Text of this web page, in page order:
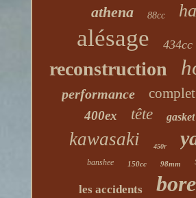
athena 88cc
alésage 434cc
reconstruction
performance complet
400ex tête gasket
kawasaki 450r
banshee 150cc 98mm
les accidents bore